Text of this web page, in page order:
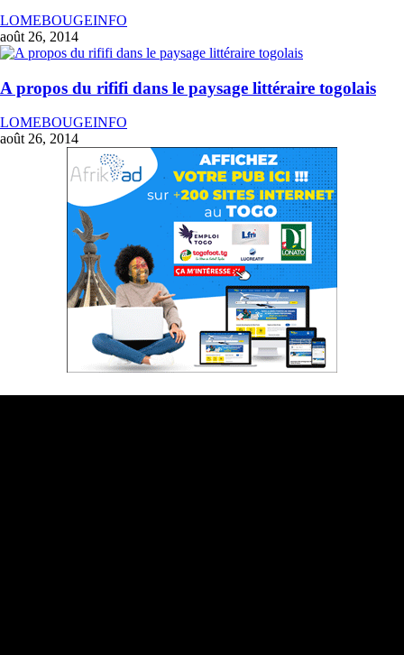
LOMEBOUGEINFO
août 26, 2014
A propos du rififi dans le paysage littéraire togolais
LOMEBOUGEINFO
août 26, 2014